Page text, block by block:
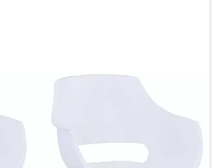
mit Metallgestell im modernen
Sitzschale mit modernem Cut-